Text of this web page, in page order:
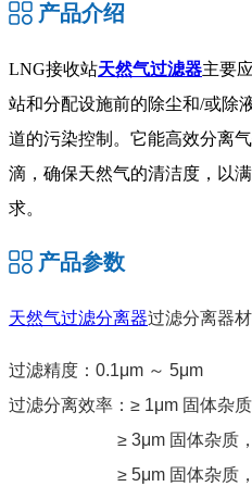
产品介绍
‌LNG接收站天然气过滤器主要
站和分配设施前的除尘和/或除
道的污染控制。它能高效分离
滴，确保天然气的清洁度，以
求。
产品参数
天然气过滤分离器过滤分离器
过滤精度：0.1μm ～ 5μm
过滤分离效率：≥ 1μm 固体杂
≥ 3μm 固体杂质，过
≥ 5μm 固体杂质，过